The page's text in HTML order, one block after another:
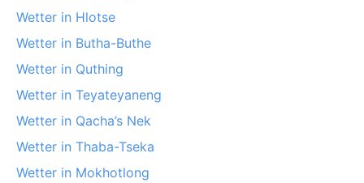
Wetter in Hlotse
Wetter in Butha-Buthe
Wetter in Quthing
Wetter in Teyateyaneng
Wetter in Qacha’s Nek
Wetter in Thaba-Tseka
Wetter in Mokhotlong